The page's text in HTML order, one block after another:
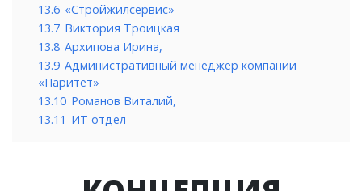
13.6 «Стройжилсервис»
13.7 Виктория Троицкая
13.8 Архипова Ирина,
13.9 Административный менеджер компании
«Паритет»
13.10 Романов Виталий,
13.11 ИТ отдел